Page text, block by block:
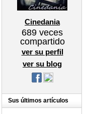
Cinedania
689 veces
compartido
ver su perfil
ver su blog
Sus últimos artículos